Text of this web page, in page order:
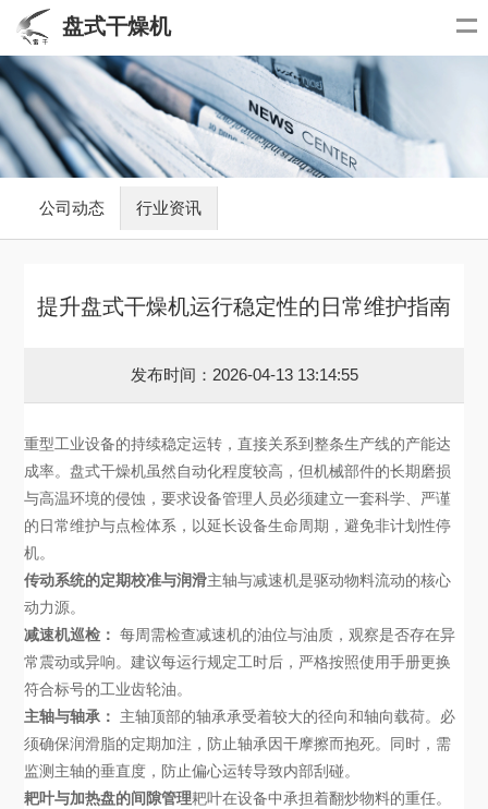
盘式干燥机
公司动态 行业资讯
提升盘式干燥机运行稳定性的日常维护指南
发布时间：2026-04-13 13:14:55
重型工业设备的持续稳定运转，直接关系到整条生产线的产能达
成率。盘式干燥机虽然自动化程度较高，但机械部件的长期磨损
与高温环境的侵蚀，要求设备管理人员必须建立一套科学、严谨
的日常维护与点检体系，以延长设备生命周期，避免非计划性停
机。
传动系统的定期校准与润滑主轴与减速机是驱动物料流动的核心
动力源。
减速机巡检： 每周需检查减速机的油位与油质，观察是否存在异
常震动或异响。建议每运行规定工时后，严格按照使用手册更换
符合标号的工业齿轮油。
主轴与轴承：
主轴顶部的轴承承受着较大的径向和轴向载荷。必
须确保润滑脂的定期加注，防止轴承因干摩擦而抱死。同时，需
监测主轴的垂直度，防止偏心运转导致内部刮碰。
耙叶与加热盘的间隙管理耙叶在设备中承担着翻炒物料的重任。